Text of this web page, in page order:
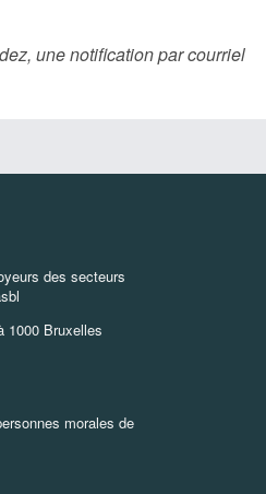
une notification par courriel
des secteurs
1000 Bruxelles
morales de